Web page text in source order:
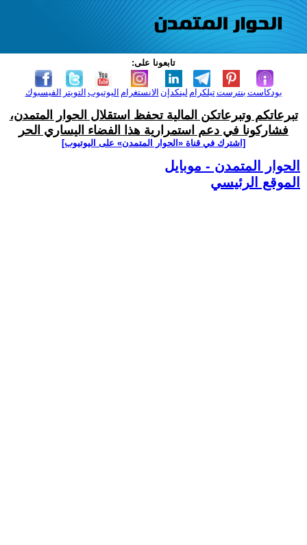
تابعونا على:
الفيسبوك التويتر اليوتيوب الانستغرام لينكدإن تيلكرامبنترست بودكاست
تبرعاتكم وتبرعاتكن المالية تحفظ استقلال الحوار المتمدن،
فشاركونا في دعم استمرارية هذا الفضاء اليساري الحر
[اشترك في قناة ‫«الحوار المتمدن» على اليوتيوب]
الحوار المتمدن - موبايل
الموقع الرئيسي